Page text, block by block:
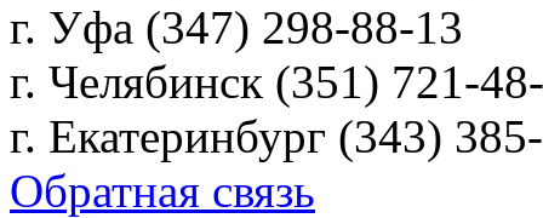
г. Уфа (347) 298-88-13
г. Челябинск (351) 721-
г. Екатеринбург (343)
Обратная связь